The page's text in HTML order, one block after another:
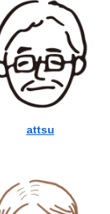
attsu